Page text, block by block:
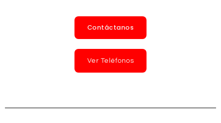
Contáctanos
Ver Teléfonos